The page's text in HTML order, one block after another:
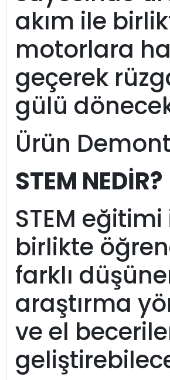
akım ile
motorlara
geçerek
gülü
Ürün
STEM NEDİR?
STEM eğitimi
birlikte
farklı
araştırma
ve el